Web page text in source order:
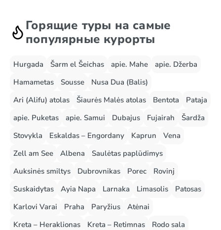
Горящие туры на самые
популярные курорты
Hurgada Šarm el Šeichas apie. Mahe
apie. Džerba
Hamametas
Sousse
Nusa Dua (Balis)
Ari (Alifu) atolas
Šiaurės Malės atolas Bentota
Pataja
apie. Puketas
apie. Samui Dubajus Fujairah
Šardža
Stovykla
Eskaldas – Engordany Kaprun
Vena
Zell am See
Albena
Saulėtas paplūdimys
Auksinės smiltys
Dubrovnikas Porec
Rovinj
Suskaidytas
Ayia Napa Larnaka Limasolis
Patosas
Karlovi Varai
Praha Paryžius
Atėnai
Kreta – Heraklionas
Kreta – Retimnas
Rodo sala